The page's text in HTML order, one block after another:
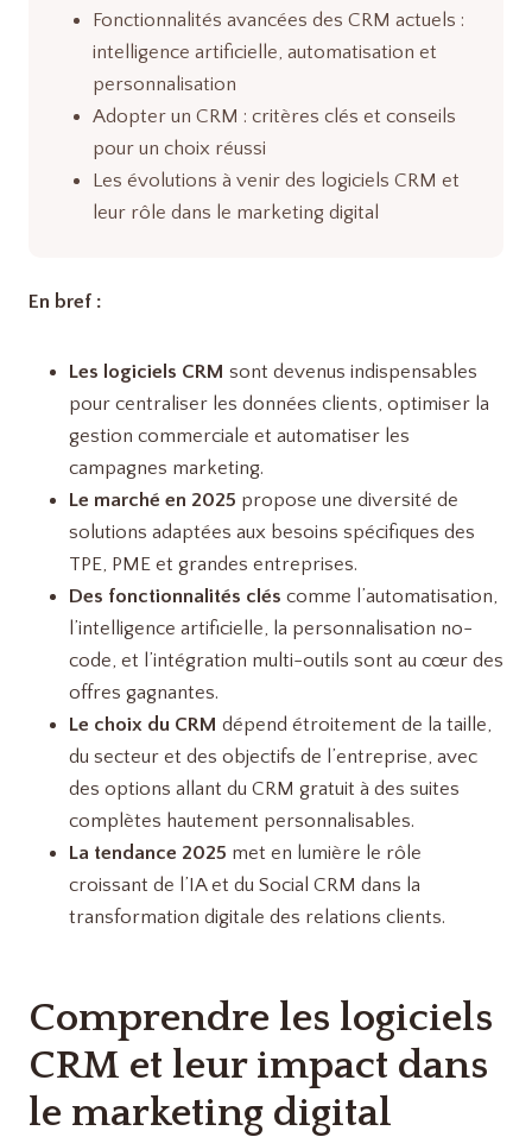
Fonctionnalités avancées des CRM actuels :
intelligence artificielle, automatisation et
personnalisation
Adopter un CRM : critères clés et conseils
pour un choix réussi
Les évolutions à venir des logiciels CRM et
leur rôle dans le marketing digital
En bref :
Les logiciels CRM sont devenus indispensables
pour centraliser les données clients, optimiser la
gestion commerciale et automatiser les
campagnes marketing.
Le marché en 2025 propose une diversité de
solutions adaptées aux besoins spécifiques des
TPE, PME et grandes entreprises.
Des fonctionnalités clés comme l’automatisation,
l’intelligence artificielle, la personnalisation no-
code, et l’intégration multi-outils sont au cœur des
offres gagnantes.
Le choix du CRM dépend étroitement de la taille,
du secteur et des objectifs de l’entreprise, avec
des options allant du CRM gratuit à des suites
complètes hautement personnalisables.
La tendance 2025 met en lumière le rôle
croissant de l’IA et du Social CRM dans la
transformation digitale des relations clients.
Comprendre les logiciels
CRM et leur impact dans
le marketing digital